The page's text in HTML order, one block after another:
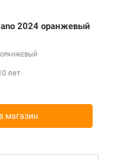
2024 оранжевый
лет
магазин